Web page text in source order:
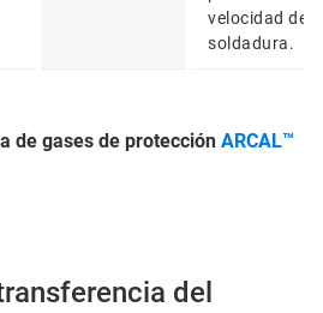
velocidad de
soldadura.
de gases de protección ARCAL™
del